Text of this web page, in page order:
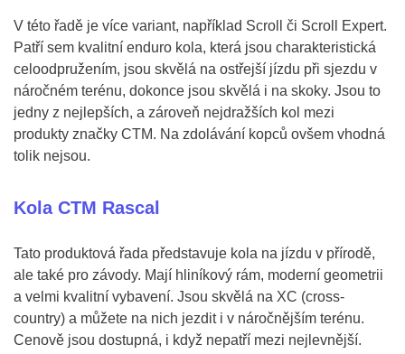
V této řadě je více variant, například Scroll či Scroll Expert.
Patří sem kvalitní enduro kola, která jsou charakteristická
celoodpružením, jsou skvělá na ostřejší jízdu při sjezdu v
náročném terénu, dokonce jsou skvělá i na skoky. Jsou to
jedny z nejlepších, a zároveň nejdražších kol mezi
produkty značky CTM. Na zdolávání kopců ovšem vhodná
tolik nejsou.
Kola CTM Rascal
Tato produktová řada představuje kola na jízdu v přírodě,
ale také pro závody. Mají hliníkový rám, moderní geometrii
a velmi kvalitní vybavení. Jsou skvělá na XC (cross-
country) a můžete na nich jezdit i v náročnějším terénu.
Cenově jsou dostupná, i když nepatří mezi nejlevnější.